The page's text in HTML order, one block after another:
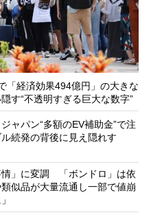
「経済効果494億円」の大きな
す“不透明すぎる巨大な数字”
ャパン“多額のEV補助金”で注
続発の背後に見え隠れす
」に変調 「ボンドロ」は依
似品が大量流通し一部で値崩